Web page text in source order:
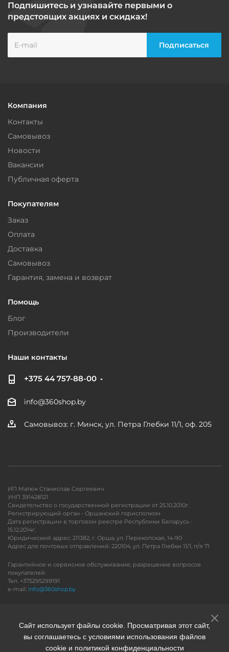
Подпишитесь и узнавайте первыми о
предстоящих акциях и скидках!
Компания
Контакты
Самовывоз
Новости
Вакансии
Публичная оферта
Покупателям
Заказ
Оплата
Доставка
Самовывоз
Гарантия, замена и возврат
Помощь
Блог
Производители
Наши контакты
+375 44 757-88-00
info@360shop.by
Самовывоз: г. Минск, ул. Петра Глебки 11/1, оф. 205
ИП Матюк Станислав Сергеевич
УНП 391428121
Свидетельство о государственной регистрации от 25.10.2010г.
Регистрирующий орган - Оршанский горисполком
Дата регистрации в торговом реестре Республики Беларусь -
15.12.2014г.
Юридический адрес: 211382, г. Орша, ул. Перекопская, 14-90
Адрес для почтовых отправлений: 220104, ул. Петра Глебки 11/1, п/я 71
Гарантийное и сервисное обслуживание, разрешение вопросов
покупателей:
Тел. +375295299191
e-mail: info@360shop.by
Сайт использует файлы cookie. Просматривая этот сайт,
вы соглашаетесь с условиями использования файлов
cookie и политикой конфиденциальности